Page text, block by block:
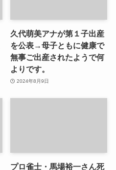
久代萌美アナが第１子出産
を公表→母子ともに健康で
無事ご出産されたようで何
よりです。
2024年8月9日
プロ雀士・馬場裕一さん死